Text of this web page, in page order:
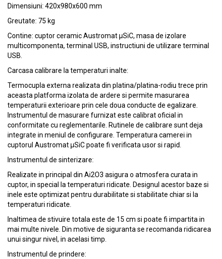
Dimensiuni: 420x980x600 mm
Greutate: 75 kg
Contine: cuptor ceramic Austromat µSiC, masa de izolare
multicomponenta, terminal USB, instructiuni de utilizare terminal
USB.
Carcasa calibrare la temperaturi inalte:
Termocupla externa realizata din platina/platina-rodiu trece prin
aceasta platforma izolata de ardere si permite masurarea
temperaturii exterioare prin cele doua conducte de egalizare.
Instrumentul de masurare furnizat este calibrat oficial in
conformitate cu reglementarile. Rutinele de calibrare sunt deja
integrate in meniul de configurare. Temperatura camerei in
cuptorul Austromat µSiC poate fi verificata usor si rapid.
Instrumentul de sinterizare:
Realizate in principal din Ai2O3 asigura o atmosfera curata in
cuptor, in special la temperaturi ridicate. Designul acestor baze si
inele este optimizat pentru durabilitate si stabilitate chiar si la
temperaturi ridicate.
Inaltimea de stivuire totala este de 15 cm si poate fi impartita in
mai multe nivele. Din motive de siguranta se recomanda ridicarea
unui singur nivel, in acelasi timp.
Instrumentul de prindere: